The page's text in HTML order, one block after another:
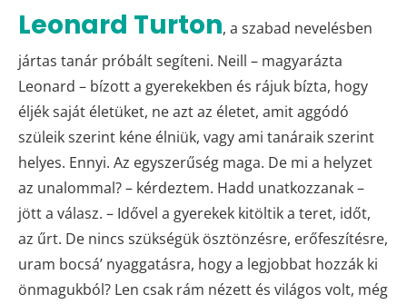
Leonard Turton, a szabad nevelésben
jártas tanár próbált segíteni. Neill – magyarázta
Leonard – bízott a gyerekekben és rájuk bízta, hogy
éljék saját életüket, ne azt az életet, amit aggódó
szüleik szerint kéne élniük, vagy ami tanáraik szerint
helyes. Ennyi. Az egyszerűség maga. De mi a helyzet
az unalommal? – kérdeztem. Hadd unatkozzanak –
jött a válasz. – Idővel a gyerekek kitöltik a teret, időt,
az űrt. De nincs szükségük ösztönzésre, erőfeszítésre,
uram bocsá’ nyaggatásra, hogy a legjobbat hozzák ki
önmagukból? Len csak rám nézett és világos volt, még